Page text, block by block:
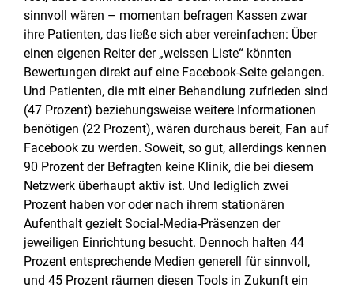
sinnvoll wären – momentan befragen Kassen zwar
ihre Patienten, das ließe sich aber vereinfachen: Über
einen eigenen Reiter der „weissen Liste“ könnten
Bewertungen direkt auf eine Facebook-Seite gelangen.
Und Patienten, die mit einer Behandlung zufrieden sind
(47 Prozent) beziehungsweise weitere Informationen
benötigen (22 Prozent), wären durchaus bereit, Fan auf
Facebook zu werden. Soweit, so gut, allerdings kennen
90 Prozent der Befragten keine Klinik, die bei diesem
Netzwerk überhaupt aktiv ist. Und lediglich zwei
Prozent haben vor oder nach ihrem stationären
Aufenthalt gezielt Social-Media-Präsenzen der
jeweiligen Einrichtung besucht. Dennoch halten 44
Prozent entsprechende Medien generell für sinnvoll,
und 45 Prozent räumen diesen Tools in Zukunft ein